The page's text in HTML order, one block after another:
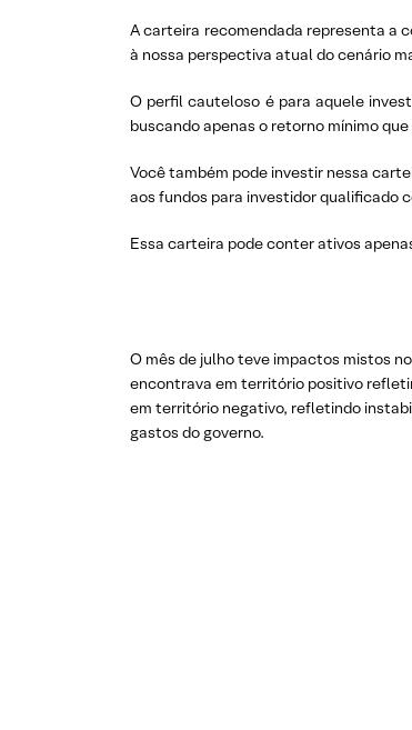
A carteira recomendada representa a
à nossa perspectiva atual do cenário
O perfil cauteloso é para aquele
buscando apenas o retorno mínimo
Você também pode investir nessa
aos fundos para investidor qualificado
Essa carteira pode conter ativos
O mês de julho teve impactos mistos
encontrava em território positivo
em território negativo, refletindo
gastos do governo.